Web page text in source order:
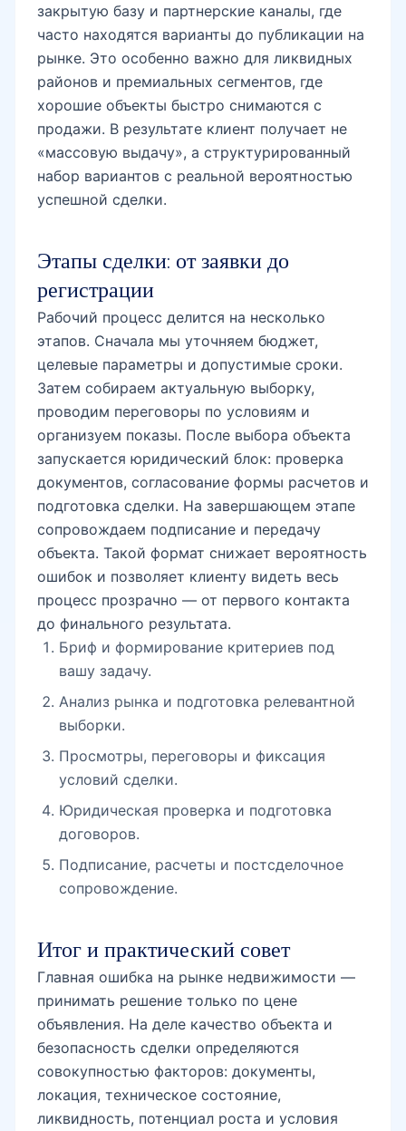
закрытую базу и партнерские каналы, где
часто находятся варианты до публикации на
рынке. Это особенно важно для ликвидных
районов и премиальных сегментов, где
хорошие объекты быстро снимаются с
продажи. В результате клиент получает не
«массовую выдачу», а структурированный
набор вариантов с реальной вероятностью
успешной сделки.
Этапы сделки: от заявки до
регистрации
Рабочий процесс делится на несколько
этапов. Сначала мы уточняем бюджет,
целевые параметры и допустимые сроки.
Затем собираем актуальную выборку,
проводим переговоры по условиям и
организуем показы. После выбора объекта
запускается юридический блок: проверка
документов, согласование формы расчетов и
подготовка сделки. На завершающем этапе
сопровождаем подписание и передачу
объекта. Такой формат снижает вероятность
ошибок и позволяет клиенту видеть весь
процесс прозрачно — от первого контакта
до финального результата.
Бриф и формирование критериев под
вашу задачу.
Анализ рынка и подготовка релевантной
выборки.
Просмотры, переговоры и фиксация
условий сделки.
Юридическая проверка и подготовка
договоров.
Подписание, расчеты и постсделочное
сопровождение.
Итог и практический совет
Главная ошибка на рынке недвижимости —
принимать решение только по цене
объявления. На деле качество объекта и
безопасность сделки определяются
совокупностью факторов: документы,
локация, техническое состояние,
ликвидность, потенциал роста и условия